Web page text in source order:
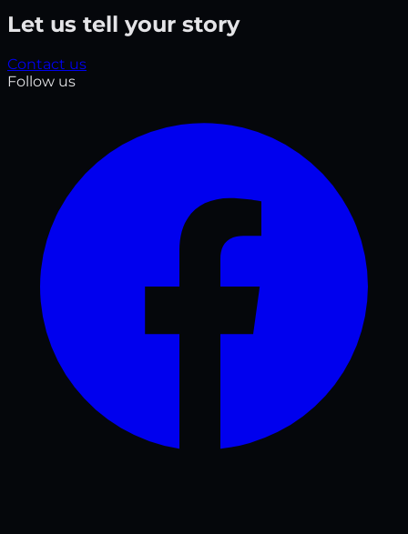
Let us tell your story
Contact us
Follow us